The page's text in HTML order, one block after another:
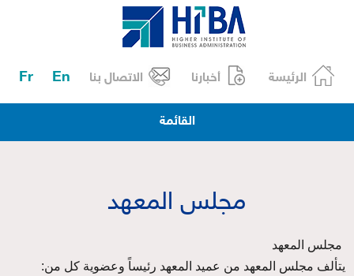
الرئيسة أخبارنا الاتصال بنا En
Fr
القائمة
مجلس المعهد
مجلس المعهد
يتألف مجلس المعهد من عميد المعهد رئيساً وعضوية كل من: